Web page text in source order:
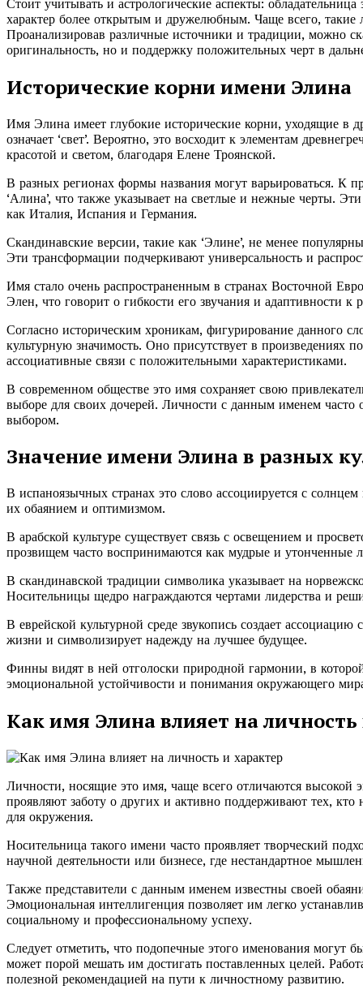
Стоит учитывать и астрологические аспекты:
характер более открытым и дружелюбным. Чаще всего,
Проанализировав различные источники и традиции, можно
оригинальность, но и поддержку положительных черт в
Исторические корни имени Элина
Имя Элина имеет глубокие исторические корни, уходящие в
означает ‘свет’. Вероятно, это восходит к элементам
красотой и светом, благодаря Елене Троянской.
В разных регионах формы названия могут варьироваться. К
‘Алина’, что также указывает на светлые и нежные черты.
как Италия, Испания и Германия.
Скандинавские версии, такие как ‘Элине’, не менее
Эти трансформации подчеркивают универсальность и
Имя стало очень распространенным в странах Восточной
Элен, что говорит о гибкости его звучания и адаптивности
Согласно историческим хроникам, фигурирование данного
культурную значимость. Оно присутствует в произведениях
ассоциативные связи с положительными характеристиками.
В современном обществе это имя сохраняет свою
выборе для своих дочерей. Личности с данным именем часто
выбором.
Значение имени Элина в разных
В испаноязычных странах это слово ассоциируется с
их обаянием и оптимизмом.
В арабской культуре существует связь с освещением и
прозвищем часто воспринимаются как мудрые и утонченные
В скандинавской традиции символика указывает на
Носительницы щедро награждаются чертами лидерства и
В еврейской культурной среде звукопись создает
жизни и символизирует надежду на лучшее будущее.
Финны видят в ней отголоски природной гармонии, в
эмоциональной устойчивости и понимания окружающего
Как имя Элина влияет на личность
Личности, носящие это имя, чаще всего отличаются высокой
проявляют заботу о других и активно поддерживают тех,
для окружения.
Носительница такого имени часто проявляет творческий
научной деятельности или бизнесе, где нестандартное
Также представители с данным именем известны своей
Эмоциональная интеллигенция позволяет им легко
социальному и профессиональному успеху.
Следует отметить, что подопечные этого именования могут
может порой мешать им достигать поставленных целей.
полезной рекомендацией на пути к личностному развитию.